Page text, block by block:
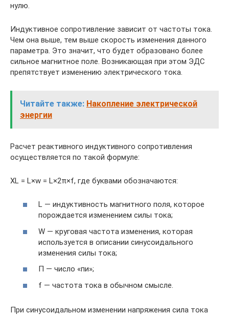
нулю.
Индуктивное сопротивление зависит от частоты тока.
Чем она выше, тем выше скорость изменения данного
параметра. Это значит, что будет образовано более
сильное магнитное поле. Возникающая при этом ЭДС
препятствует изменению электрического тока.
Читайте также: Накопление электрической
энергии
Расчет реактивного индуктивного сопротивления
осуществляется по такой формуле:
XL = L×w = L×2π×f, где буквами обозначаются:
L — индуктивность магнитного поля, которое
порождается изменением силы тока;
W — круговая частота изменения, которая
используется в описании синусоидального
изменения силы тока;
Π — число «пи»;
f — частота тока в обычном смысле.
При синусоидальном изменении напряжения сила тока